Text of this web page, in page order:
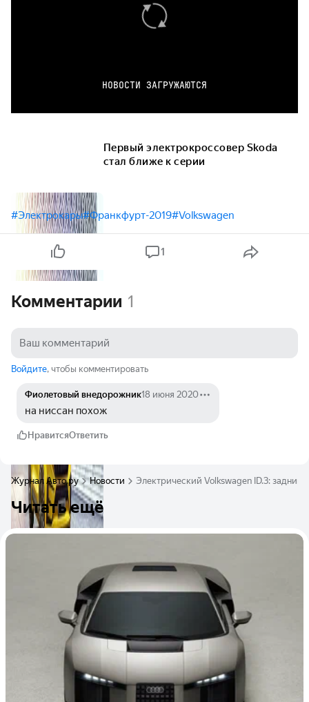
НОВОСТИ ЗАГРУЖАЮТСЯ
Первый электрокроссовер Skoda
стал ближе к серии
#Электрокары#Франкфурт-2019#Volkswagen
1
Комментарии 1
Войдите, чтобы комментировать
Фиолетовый внедорожник18 июня 2020
на ниссан похож
НравитсяОтветить
Журнал Авто.ру Новости Электрический Volkswagen ID.3: задний
Читать ещё